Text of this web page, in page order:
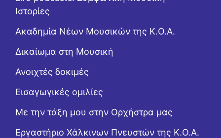
Ιστορίες
Ακαδημία Νέων Μουσικών της Κ.Ο.Α.
Δικαίωμα στη Μουσική
Ανοιχτές δοκιμές
Εισαγωγικές ομιλίες
Με την τάξη μου στην Ορχήστρα μας
Εργαστήριo Χάλκινων Πνευστών της Κ.Ο.Α.